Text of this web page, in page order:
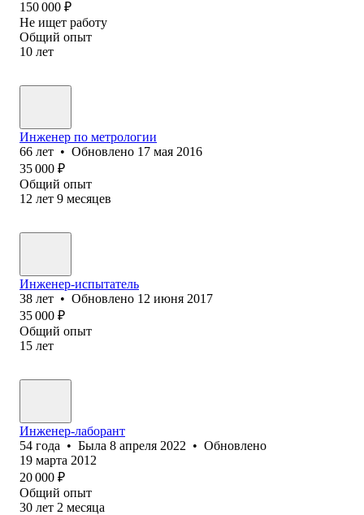
150 000 ₽
Не ищет работу
Общий опыт
10 лет
Инженер по метрологии
66 лет • Обновлено 17 мая 2016
35 000 ₽
Общий опыт
12 лет 9 месяцев
Инженер-испытатель
38 лет • Обновлено 12 июня 2017
35 000 ₽
Общий опыт
15 лет
Инженер-лаборант
54 года • Была 8 апреля 2022 • Обновлено
19 марта 2012
20 000 ₽
Общий опыт
30 лет 2 месяца